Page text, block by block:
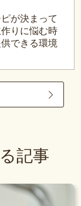
が決まって
りに悩む時
できる環境
記事